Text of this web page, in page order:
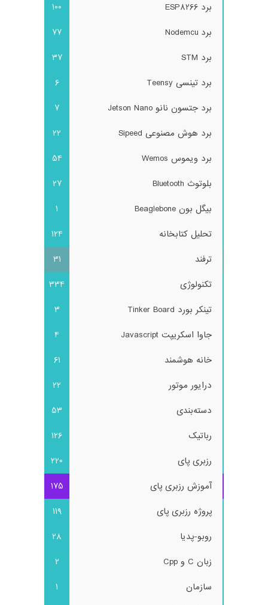
برد ESP8266
100
برد Nodemcu
77
برد STM
37
برد تینسی Teensy
6
برد جتسون نانو Jetson Nano
7
برد هوش مصنوعی Sipeed
22
برد ویموس Wemos
54
بلوتوث Bluetooth
27
بیگل بون Beaglebone
1
تحلیل کتابخانه
124
ترفند
31
تکنولوژی
334
تینکر بورد Tinker Board
3
جاوا اسکریپت Javascript
4
خانه هوشمند
61
درایور موتور
22
دسته‌بندی
53
رباتیک
126
رزبری پای
220
آموزش رزبری پای
175
پروژه رزبری پای
119
روبو-پدیا
28
زبان C و Cpp
2
سازمان
1